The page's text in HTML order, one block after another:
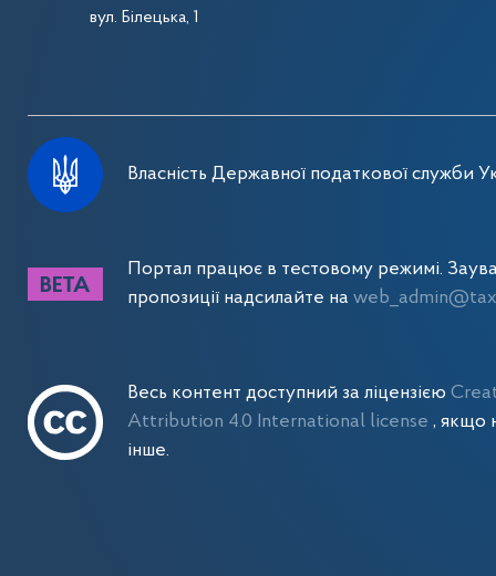
вул. Білецька, 1
Власність Державної податкової служби
Портал працює в тестовому режимі.
пропозиції надсилайте на
Весь контент доступний за ліцензією
Attribution 4.0 International license , якщо
інше.